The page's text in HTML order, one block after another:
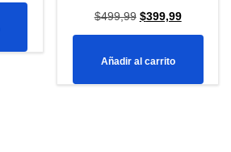
precio
$499,99 El
original
$399,99El
precio
Añadir al carrito